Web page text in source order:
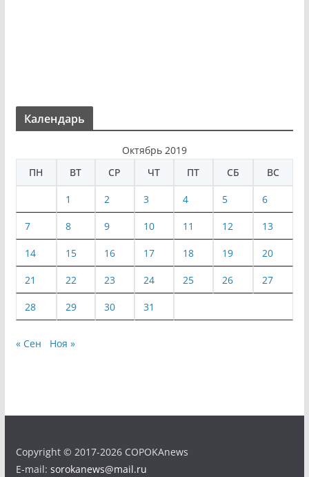
Календарь
Октябрь 2019
ПН
ВТ СР ЧТ ПТ СБ ВС
1 2 3 4 5 6
7 8 9 10 11 12 13
14 15 16 17 18 19 20
21 22 23 24 25 26 27
28 29 30 31
« Сен Ноя »
Copyright © 2017-2026 COPOKAnews
E-mail: sorokanews@mail.ru